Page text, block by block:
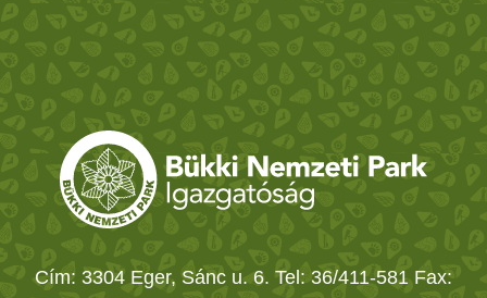
Cím: 3304 Eger, Sánc u. 6. Tel: 36/411-581 Fax: